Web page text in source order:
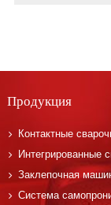
Продукция
Контактные
Интегрированные
Заклепочная
Система